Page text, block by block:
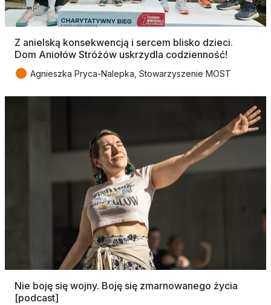
Z anielską konsekwencją i sercem blisko dzieci.
Dom Aniołów Stróżów uskrzydla codzienność!
● Agnieszka Pryca-Nalepka, Stowarzyszenie MOST
Nie boję się wojny. Boję się zmarnowanego życia
[podcast]